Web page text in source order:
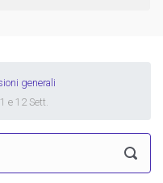
generali
e 12 Sett.